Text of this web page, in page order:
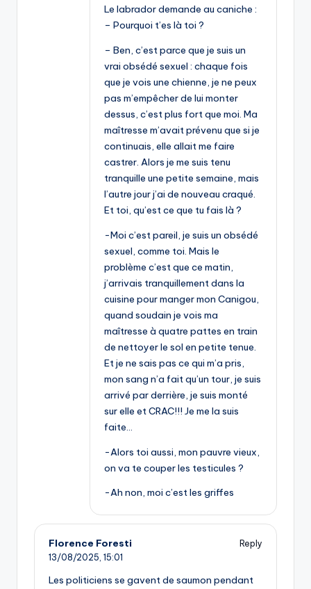
Le labrador demande au caniche :
– Pourquoi t’es là toi ?
– Ben, c’est parce que je suis un
vrai obsédé sexuel : chaque fois
que je vois une chienne, je ne peux
pas m’empêcher de lui monter
dessus, c’est plus fort que moi. Ma
maîtresse m’avait prévenu que si je
continuais, elle allait me faire
castrer. Alors je me suis tenu
tranquille une petite semaine, mais
l’autre jour j’ai de nouveau craqué.
Et toi, qu’est ce que tu fais là ?
-Moi c’est pareil, je suis un obsédé
sexuel, comme toi. Mais le
problème c’est que ce matin,
j’arrivais tranquillement dans la
cuisine pour manger mon Canigou,
quand soudain je vois ma
maîtresse à quatre pattes en train
de nettoyer le sol en petite tenue.
Et je ne sais pas ce qui m’a pris,
mon sang n’a fait qu’un tour, je suis
arrivé par derrière, je suis monté
sur elle et CRAC!!! Je me la suis
faite…
-Alors toi aussi, mon pauvre vieux,
on va te couper les testicules ?
-Ah non, moi c’est les griffes
Florence Foresti
Reply
13/08/2025, 15:01
Les politiciens se gavent de saumon pendant